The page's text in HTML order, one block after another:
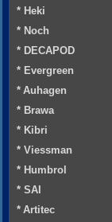
* Heki
* Noch
* DECAPOD
* Evergreen
* Auhagen
* Brawa
* Kibri
* Viessman
* Humbrol
* SAI
* Artitec